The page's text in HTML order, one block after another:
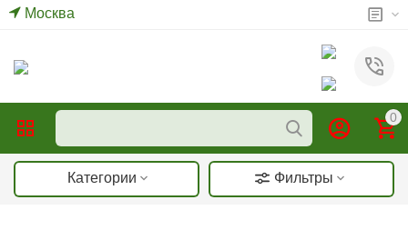
Москва
0
Категории Фильтры